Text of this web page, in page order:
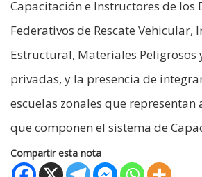
Capacitación e Instructores de los
Federativos de Rescate Vehicular,
Estructural, Materiales Peligrosos
privadas, y la presencia de
escuelas zonales que representan
que componen el sistema de
Compartir esta nota